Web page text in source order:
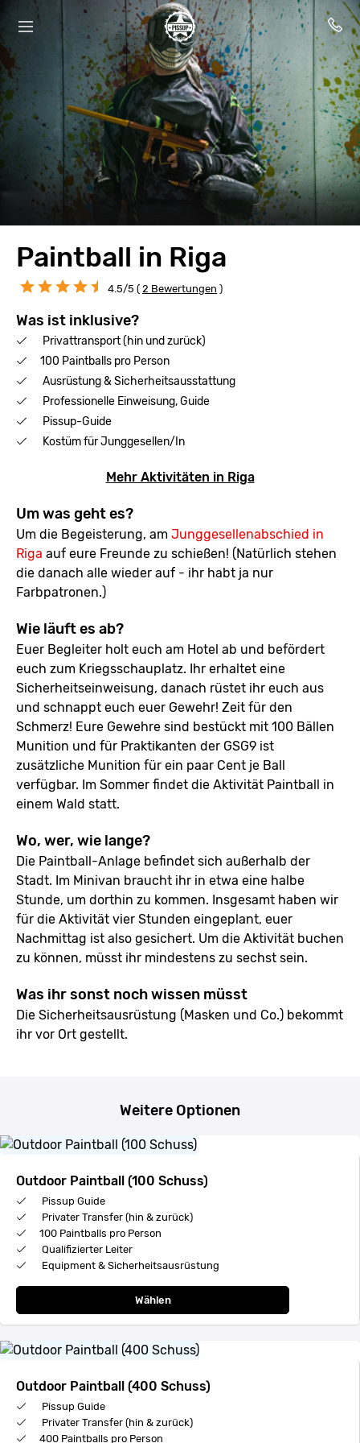
Paintball in Riga
4.5/5 ( 2 Bewertungen )
Was ist inklusive?
Privattransport (hin und zurück)
100 Paintballs pro Person
Ausrüstung & Sicherheitsausstattung
Professionelle Einweisung, Guide
Pissup-Guide
Kostüm für Junggesellen/In
Mehr Aktivitäten in Riga
Um was geht es?
Um die Begeisterung, am Junggesellenabschied in
Riga auf eure Freunde zu schießen! (Natürlich stehen
die danach alle wieder auf - ihr habt ja nur
Farbpatronen.)
Wie läuft es ab?
Euer Begleiter holt euch am Hotel ab und befördert
euch zum Kriegsschauplatz. Ihr erhaltet eine
Sicherheitseinweisung, danach rüstet ihr euch aus
und schnappt euch euer Gewehr! Zeit für den
Schmerz! Eure Gewehre sind bestückt mit 100 Bällen
Munition und für Praktikanten der GSG9 ist
zusätzliche Munition für ein paar Cent je Ball
verfügbar. Im Sommer findet die Aktivität Paintball in
einem Wald statt.
Wo, wer, wie lange?
Die Paintball-Anlage befindet sich außerhalb der
Stadt. Im Minivan braucht ihr in etwa eine halbe
Stunde, um dorthin zu kommen. Insgesamt haben wir
für die Aktivität vier Stunden eingeplant, euer
Nachmittag ist also gesichert. Um die Aktivität buchen
zu können, müsst ihr mindestens zu sechst sein.
Was ihr sonst noch wissen müsst
Die Sicherheitsausrüstung (Masken und Co.) bekommt
ihr vor Ort gestellt.
Weitere Optionen
Outdoor Paintball (100 Schuss)
Pissup Guide
Privater Transfer (hin & zurück)
100 Paintballs pro Person
Qualifizierter Leiter
Equipment & Sicherheitsausrüstung
Wählen
Outdoor Paintball (400 Schuss)
Pissup Guide
Privater Transfer (hin & zurück)
400 Paintballs pro Person